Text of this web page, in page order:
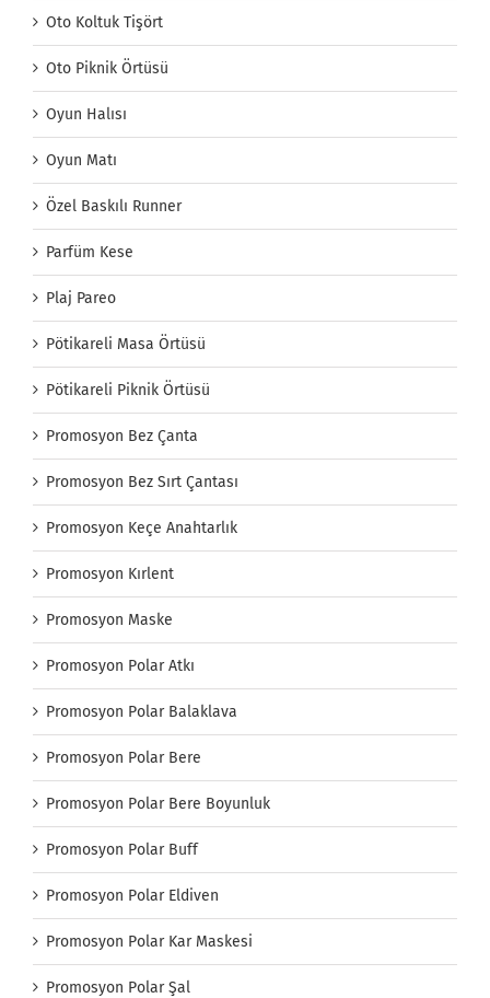
Oto Koltuk Tişört
Oto Piknik Örtüsü
Oyun Halısı
Oyun Matı
Özel Baskılı Runner
Parfüm Kese
Plaj Pareo
Pötikareli Masa Örtüsü
Pötikareli Piknik Örtüsü
Promosyon Bez Çanta
Promosyon Bez Sırt Çantası
Promosyon Keçe Anahtarlık
Promosyon Kırlent
Promosyon Maske
Promosyon Polar Atkı
Promosyon Polar Balaklava
Promosyon Polar Bere
Promosyon Polar Bere Boyunluk
Promosyon Polar Buff
Promosyon Polar Eldiven
Promosyon Polar Kar Maskesi
Promosyon Polar Şal